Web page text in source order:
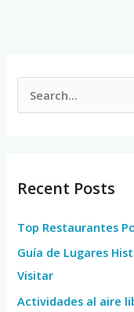
c
f
o
r
:
Recent Posts
Top Restaurantes
Guía de Lugares
Visitar
Actividades al aire